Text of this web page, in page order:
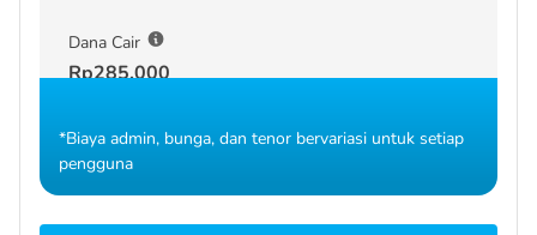
Dana Cair
Rp285.000
*Biaya admin, bunga, dan tenor bervariasi untuk setiap
pengguna